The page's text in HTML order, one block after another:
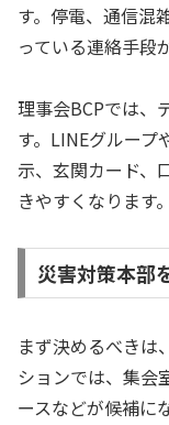
す。停電、通信混
っている連絡手段
理事会BCPでは、
す。LINEグループ
示、玄関カード、
きやすくなります。
災害対策本部
まず決めるべきは
ションでは、集会
ースなどが候補に